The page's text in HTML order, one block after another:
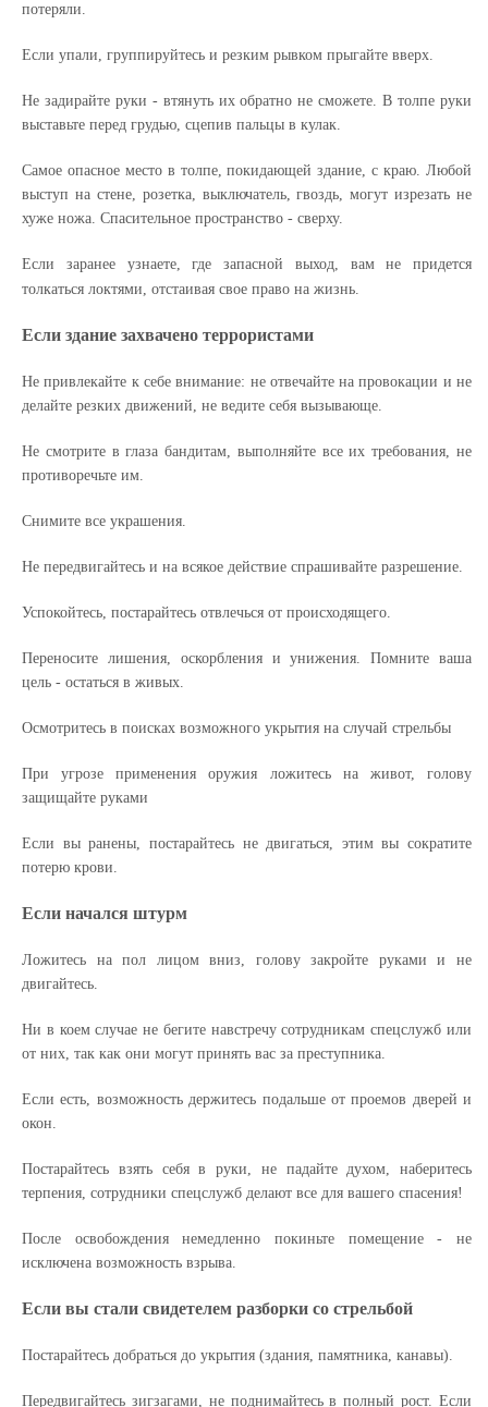
потеряли.
Если упали, группируйтесь и резким рывком прыгайте вверх.
Не задирайте руки - втянуть их обратно не сможете. В толпе руки
выставьте перед грудью, сцепив пальцы в кулак.
Самое опасное место в толпе, покидающей здание, с краю. Любой
выступ на стене, розетка, выключатель, гвоздь, могут изрезать не
хуже ножа. Спасительное пространство - сверху.
Если заранее узнаете, где запасной выход, вам не придется
толкаться локтями, отстаивая свое право на жизнь.
Если здание захвачено террористами
Не привлекайте к себе внимание: не отвечайте на провокации и не
делайте резких движений, не ведите себя вызывающе.
Не смотрите в глаза бандитам, выполняйте все их требования, не
противоречьте им.
Снимите все украшения.
Не передвигайтесь и на всякое действие спрашивайте разрешение.
Успокойтесь, постарайтесь отвлечься от происходящего.
Переносите лишения, оскорбления и унижения. Помните ваша
цель - остаться в живых.
Осмотритесь в поисках возможного укрытия на случай стрельбы
При угрозе применения оружия ложитесь на живот, голову
защищайте руками
Если вы ранены, постарайтесь не двигаться, этим вы сократите
потерю крови.
Если начался штурм
Ложитесь на пол лицом вниз, голову закройте руками и не
двигайтесь.
Ни в коем случае не бегите навстречу сотрудникам спецслужб или
от них, так как они могут принять вас за преступника.
Если есть, возможность держитесь подальше от проемов дверей и
окон.
Постарайтесь взять себя в руки, не падайте духом, наберитесь
терпения, сотрудники спецслужб делают все для вашего спасения!
После освобождения немедленно покиньте помещение - не
исключена возможность взрыва.
Если вы стали свидетелем разборки со стрельбой
Постарайтесь добраться до укрытия (здания, памятника, канавы).
Передвигайтесь зигзагами, не поднимайтесь в полный рост. Если